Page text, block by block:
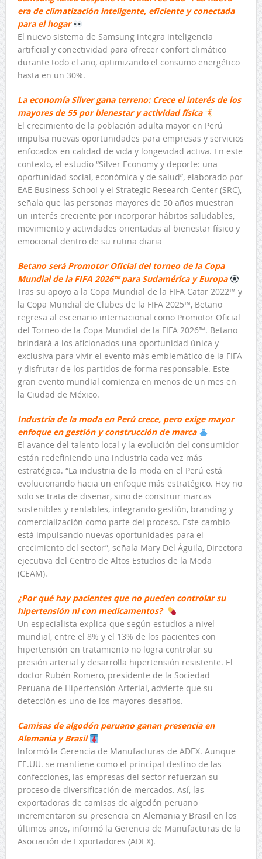
era de climatización inteligente, eficiente y conectada
para el hogar
El nuevo sistema de Samsung integra inteligencia
artificial y conectividad para ofrecer confort climático
durante todo el año, optimizando el consumo energético
hasta en un 30%.
La economía Silver gana terreno: Crece el interés de los
mayores de 55 por bienestar y actividad física
El crecimiento de la población adulta mayor en Perú
impulsa nuevas oportunidades para empresas y servicios
enfocados en calidad de vida y longevidad activa. En este
contexto, el estudio “Silver Economy y deporte: una
oportunidad social, económica y de salud”, elaborado por
EAE Business School y el Strategic Research Center (SRC),
señala que las personas mayores de 50 años muestran
un interés creciente por incorporar hábitos saludables,
movimiento y actividades orientadas al bienestar físico y
emocional dentro de su rutina diaria
Betano será Promotor Oficial del torneo de la Copa
Mundial de la FIFA 2026™ para Sudamérica y Europa
Tras su apoyo a la Copa Mundial de la FIFA Catar 2022™ y
la Copa Mundial de Clubes de la FIFA 2025™, Betano
regresa al escenario internacional como Promotor Oficial
del Torneo de la Copa Mundial de la FIFA 2026™. Betano
brindará a los aficionados una oportunidad única y
exclusiva para vivir el evento más emblemático de la FIFA
y disfrutar de los partidos de forma responsable. Este
gran evento mundial comienza en menos de un mes en
la Ciudad de México.
Industria de la moda en Perú crece, pero exige mayor
enfoque en gestión y construcción de marca
El avance del talento local y la evolución del consumidor
están redefiniendo una industria cada vez más
estratégica. “La industria de la moda en el Perú está
evolucionando hacia un enfoque más estratégico. Hoy no
solo se trata de diseñar, sino de construir marcas
sostenibles y rentables, integrando gestión, branding y
comercialización como parte del proceso. Este cambio
está impulsando nuevas oportunidades para el
crecimiento del sector”, señala Mary Del Águila, Directora
ejecutiva del Centro de Altos Estudios de la Moda
(CEAM).
¿Por qué hay pacientes que no pueden controlar su
hipertensión ni con medicamentos?
Un especialista explica que según estudios a nivel
mundial, entre el 8% y el 13% de los pacientes con
hipertensión en tratamiento no logra controlar su
presión arterial y desarrolla hipertensión resistente. El
doctor Rubén Romero, presidente de la Sociedad
Peruana de Hipertensión Arterial, advierte que su
detección es uno de los mayores desafíos.
Camisas de algodón peruano ganan presencia en
Alemania y Brasil
Informó la Gerencia de Manufacturas de ADEX. Aunque
EE.UU. se mantiene como el principal destino de las
confecciones, las empresas del sector refuerzan su
proceso de diversificación de mercados. Así, las
exportadoras de camisas de algodón peruano
incrementaron su presencia en Alemania y Brasil en los
últimos años, informó la Gerencia de Manufacturas de la
Asociación de Exportadores (ADEX).